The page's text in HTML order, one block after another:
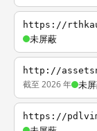
https://
未屏蔽
http://
截至 2026 年 未
https://